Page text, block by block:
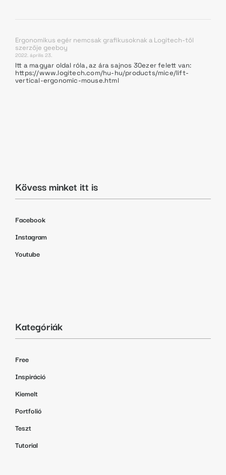
Ergonomikus egér nemcsak grafikusoknak a Logitech-től
szerzője geeboy
2022. április 23.
Itt a magyar oldal róla, az ára sajnos 30ezer felett van:
https://www.logitech.com/hu-hu/products/mice/lift-
vertical-ergonomic-mouse.html
Kövess minket itt is
Facebook
Instagram
Youtube
Kategóriák
Free
Inspiráció
Kiemelt
Portfolió
Teszt
Tutorial